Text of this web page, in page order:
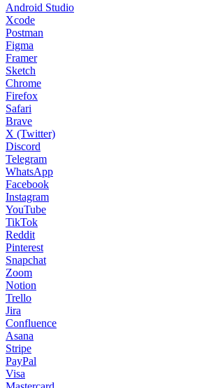
Android Studio
Xcode
Postman
Figma
Framer
Sketch
Chrome
Firefox
Safari
Brave
X (Twitter)
Discord
Telegram
WhatsApp
Facebook
Instagram
YouTube
TikTok
Reddit
Pinterest
Snapchat
Zoom
Notion
Trello
Jira
Confluence
Asana
Stripe
PayPal
Visa